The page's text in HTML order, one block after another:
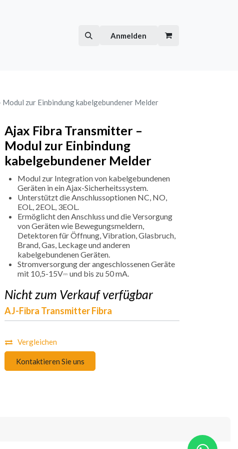
Anmelden
zur Einbindung kabelgebundener Melder
Ajax Fibra Transmitter –
Modul zur Einbindung
kabelgebundener Melder
Modul zur Integration von kabelgebundenen
Geräten in ein Ajax-Sicherheitssystem.
Unterstützt die Anschlussoptionen NC, NO,
EOL, 2EOL, 3EOL.
Ermöglicht den Anschluss und die Versorgung
von Geräten wie Bewegungsmeldern,
Detektoren für Öffnung, Vibration, Glasbruch,
Brand, Gas, Leckage und anderen
kabelgebundenen Geräten.
Stromversorgung der angeschlossenen Geräte
mit 10,5-15V⎓ und bis zu 50 mA.
Nicht zum Verkauf verfügbar
AJ-Fibra Transmitter Fibra
Vergleichen
Kontaktieren Sie uns